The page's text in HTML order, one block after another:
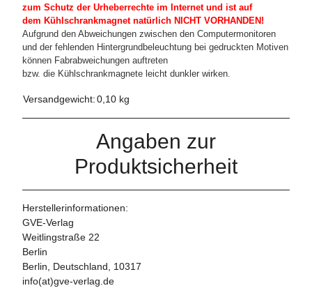
zum Schutz der Urheberrechte im Internet und ist auf
dem Kühlschrankmagnet natürlich NICHT VORHANDEN!
Aufgrund den Abweichungen zwischen den Computermonitoren
und der fehlenden Hintergrundbeleuchtung bei gedruckten Motiven
können Fabrabweichungen auftreten
bzw. die Kühlschrankmagnete leicht dunkler wirken.
Versandgewicht:0,10 kg
Angaben zur
Produktsicherheit
Herstellerinformationen:
GVE-Verlag
Weitlingstraße 22
Berlin
Berlin, Deutschland, 10317
info(at)gve-verlag.de